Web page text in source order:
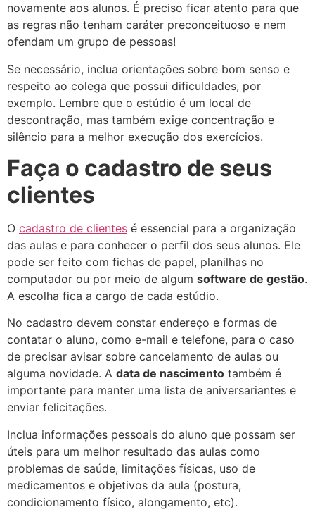
novamente aos alunos. É preciso ficar atento para que
as regras não tenham caráter preconceituoso e nem
ofendam um grupo de pessoas!
Se necessário, inclua orientações sobre bom senso e
respeito ao colega que possui dificuldades, por
exemplo. Lembre que o estúdio é um local de
descontração, mas também exige concentração e
silêncio para a melhor execução dos exercícios.
Faça o cadastro de seus
clientes
O cadastro de clientes é essencial para a organização
das aulas e para conhecer o perfil dos seus alunos. Ele
pode ser feito com fichas de papel, planilhas no
computador ou por meio de algum software de gestão.
A escolha fica a cargo de cada estúdio.
No cadastro devem constar endereço e formas de
contatar o aluno, como e-mail e telefone, para o caso
de precisar avisar sobre cancelamento de aulas ou
alguma novidade. A data de nascimento também é
importante para manter uma lista de aniversariantes e
enviar felicitações.
Inclua informações pessoais do aluno que possam ser
úteis para um melhor resultado das aulas como
problemas de saúde, limitações físicas, uso de
medicamentos e objetivos da aula (postura,
condicionamento físico, alongamento, etc).